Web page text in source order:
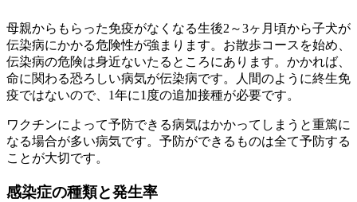
母親からもらった免疫がなくなる生後2～3ヶ月頃から子犬が
伝染病にかかる危険性が強まります。お散歩コースを始め、
伝染病の危険は身近ないたるところにあります。かかれば、
命に関わる恐ろしい病気が伝染病です。人間のように終生免
疫ではないので、1年に1度の追加接種が必要です。
ワクチンによって予防できる病気はかかってしまうと重篤に
なる場合が多い病気です。予防ができるものは全て予防する
ことが大切です。
感染症の種類と発生率